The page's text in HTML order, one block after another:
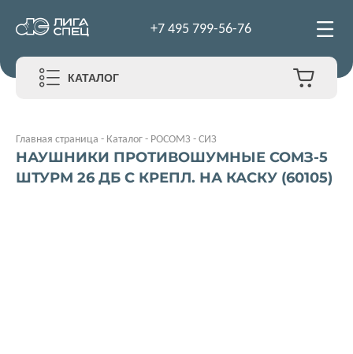
+7 495 799-56-76
КАТАЛОГ
Главная страница - Каталог- РОСОМЗ -СИЗ
НАУШНИКИ ПРОТИВОШУМНЫЕ СОМЗ-5
ШТУРМ 26 ДБ С КРЕПЛ. НА КАСКУ (60105)